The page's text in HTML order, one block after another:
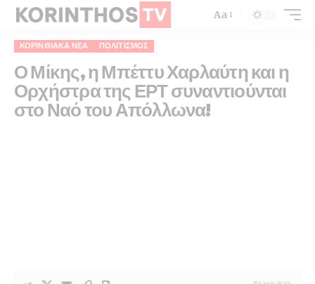
Aa
ΚΟΡΙΝΘΙΑΚΆ ΝΈΑ ΠΟΛΙΤΙΣΜΌΣ
Ο Μίκης, η Μπέττυ Χαρλαύτη και η
Ορχήστρα της ΕΡΤ συναντιούνται
στο Ναό του Απόλλωνα!